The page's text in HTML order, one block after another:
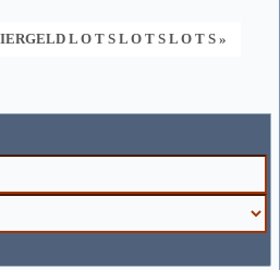
L O T S L O T S L O T S »